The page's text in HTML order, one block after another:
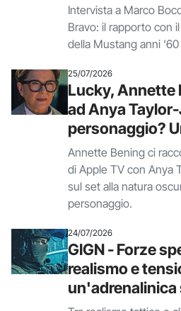
Intervista a Marco
Bravo: il rapporto con
della Mustang anni '60
25/07/2026
Lucky, Annette
ad Anya
personaggio?
Annette Bening ci
di Apple TV con Anya
sul set alla natura
personaggio.
24/07/2026
GIGN - Forze
realismo e
un'adrenalinica